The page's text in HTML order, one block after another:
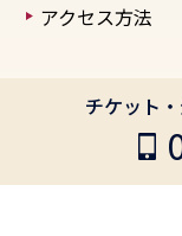
アクセス方法
チケット